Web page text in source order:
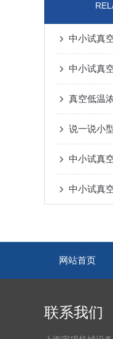
真空低温
说一说小
网站首页
联系我们